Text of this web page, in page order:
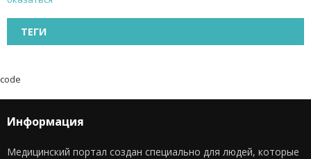
ТЕГИ
code
Информация
Медицинский портал создан специально для людей, которые